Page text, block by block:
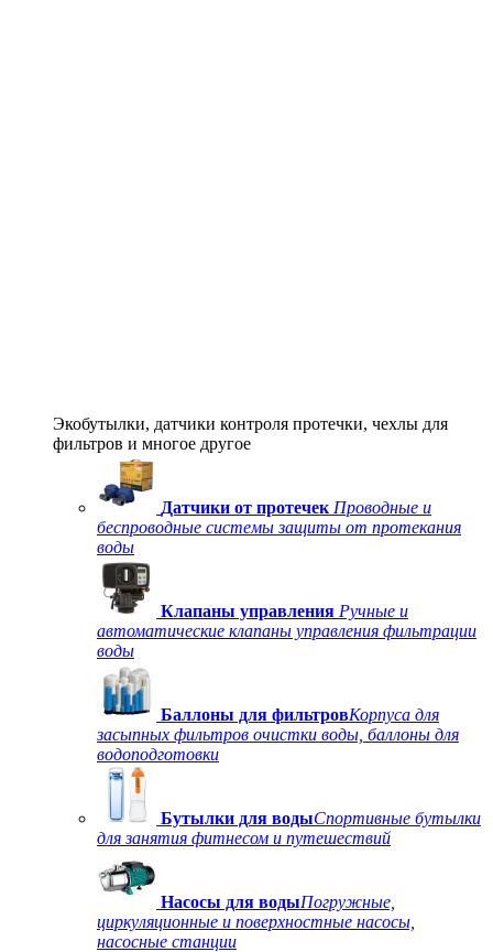
Экобутылки, датчики контроля протечки, чехлы для
фильтров и многое другое
Датчики от протечек Проводные и
беспроводные системы защиты от протекания
воды
Клапаны управления Ручные и
автоматические клапаны управления фильтрации
воды
Баллоны для фильтровКорпуса для
засыпных фильтров очистки воды, баллоны для
водоподготовки
Бутылки для водыСпортивные бутылки
для занятия фитнесом и путешествий
Насосы для водыПогружные,
циркуляционные и поверхностные насосы,
насосные станции